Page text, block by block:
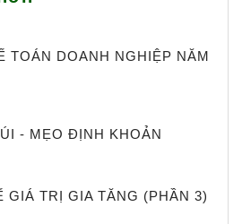
TOÁN DOANH NGHIỆP NĂM
- MẸO ĐỊNH KHOẢN
GIÁ TRỊ GIA TĂNG (PHẦN 3)